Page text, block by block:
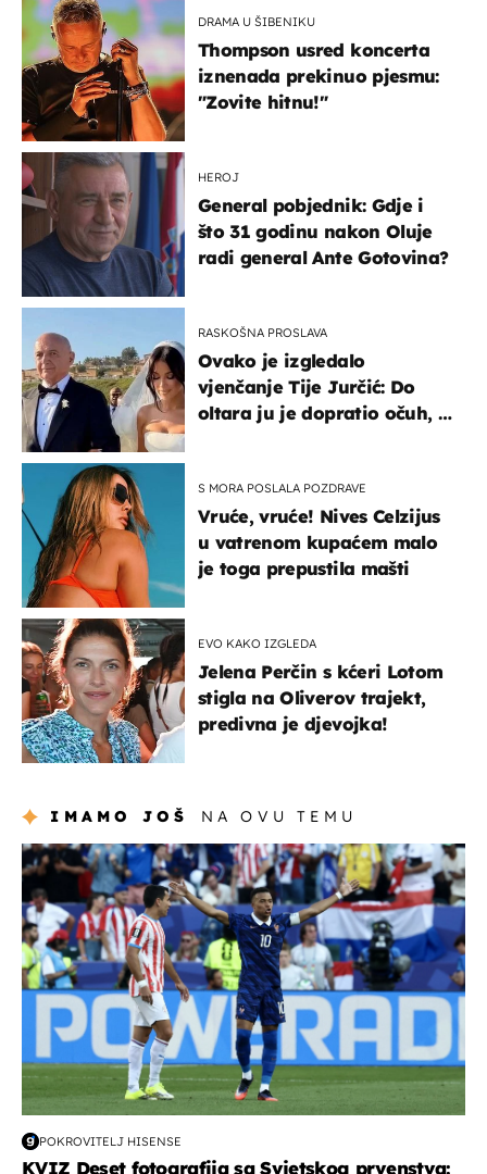
DRAMA U ŠIBENIKU
Thompson usred koncerta
iznenada prekinuo pjesmu:
"Zovite hitnu!"
HEROJ
General pobjednik: Gdje i
što 31 godinu nakon Oluje
radi general Ante Gotovina?
RASKOŠNA PROSLAVA
Ovako je izgledalo
vjenčanje Tije Jurčić: Do
oltara ju je dopratio očuh, a
S MORA POSLALA POZDRAVE
Vruće, vruće! Nives Celzijus
u vatrenom kupaćem malo
je toga prepustila mašti
EVO KAKO IZGLEDA
Jelena Perčin s kćeri Lotom
stigla na Oliverov trajekt,
predivna je djevojka!
IMAMO JOŠ NA OVU TEMU
svjetsko prvenstvo 2026
POKROVITELJ HISENSE
KVIZ Deset fotografija sa Svjetskog prvenstva: